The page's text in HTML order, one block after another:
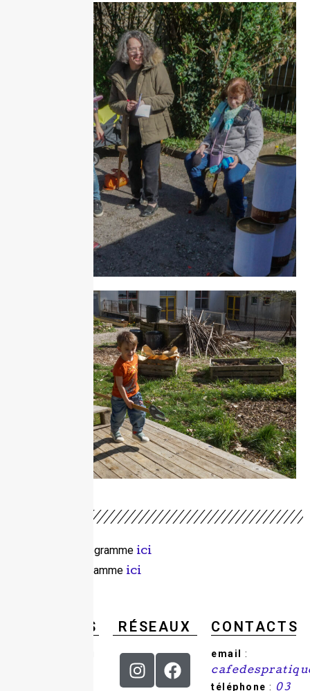
Télécharger le programme ici
Consulter le programme ici
HORAIRES RÉSEAUX CONTACTS
email
:
téléphone : 03